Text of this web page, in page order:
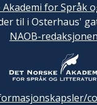
Akademi for Språk
til i Osterhaus'
NAOB-redaksjonen